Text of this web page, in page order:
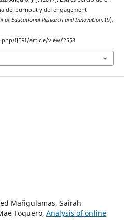
del burnout y del engagement
of Educational Research and Innovation, (9),
IJERI/article/view/2558
Mañgulamas, Sairah
Toquero, Analysis of online